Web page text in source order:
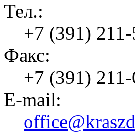
Тел.:
+7 (391)
Факс:
+7 (391)
E-mail: